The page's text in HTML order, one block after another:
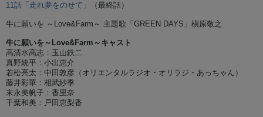
11話「走れ夢をのせて」 （最終話）
牛に願いを ～Love&Farm～ 主題歌「GREEN DAYS」槇原敬之
牛に願いを～Love&Farm～キャスト
高清水高志：玉山鉄二
真野統平：小出恵介
若松亮太：中田敦彦（オリエンタルラジオ・オリラジ・あっちゃん）
藤井彩華：相武紗季
末永美帆子：香里奈
千葉和美：戸田恵梨香